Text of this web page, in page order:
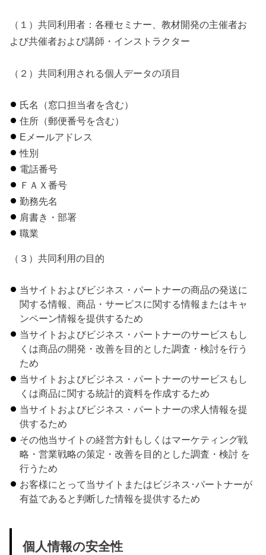
（１）共同利用者：各種セミナー、教材開発の主催者お
よび共催者および講師・インストラクター
（２）共同利用される個人データの項目
氏名（窓口担当者を含む）
住所（郵便番号を含む）
Eメールアドレス
性別
電話番号
ＦＡＸ番号
勤務先名
肩書き・部署
職業
（３）共同利用の目的
当サイトおよびビジネス・パートナーの商品の発送に
関する情報、商品・サービスに関する情報またはキャ
ンペーン情報を提供するため
当サイトおよびビジネス・パートナーのサービスもし
くは商品の開発・改善を目的とした調査・検討を行う
ため
当サイトおよびビジネス・パートナーのサービスもし
くは商品に関する統計的資料を作成するため
当サイトおよびビジネス・パートナーの求人情報を提
供するため
その他当サイトの経営方針もしくはマーケティング戦
略・営業戦略の策定・改善を目的とした調査・検討 を
行うため
お客様にとって当サイトまたはビジネス･パートナーが
有益であると判断した情報を提供するため
個人情報の安全性